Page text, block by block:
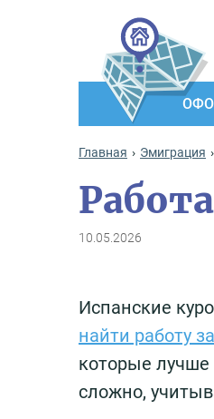
Главная Эмиграция
10.05.2026
Испанские
найти работу
которые лучше
сложно,